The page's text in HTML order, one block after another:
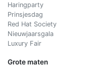
Haringparty
Prinsjesdag
Red Hat Society
Nieuwjaarsgala
Luxury Fair
Grote maten